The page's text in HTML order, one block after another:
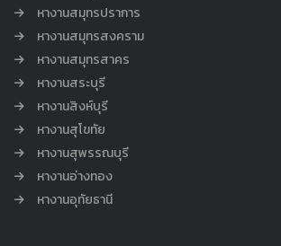
หางานสมุทรปราการ
หางานสมุทรสงคราม
หางานสมุทรสาคร
หางานสระบุรี
หางานสิงห์บุรี
หางานสุโขทัย
หางานสุพรรณบุรี
หางานอ่างทอง
หางานอุทัยธานี